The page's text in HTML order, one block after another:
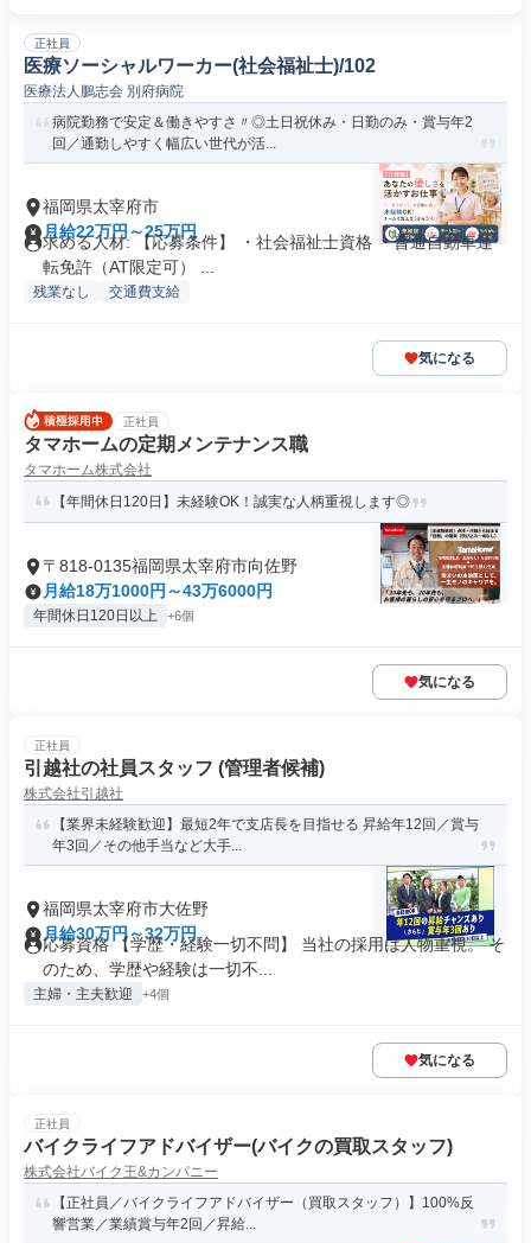
正社員
医療ソーシャルワーカー(社会福祉士)/102
医療法人鵬志会 別府病院
病院勤務で安定＆働きやすさ〃◎土日祝休み・日勤のみ・賞与年2
回／通勤しやすく幅広い世代が活...
福岡県太宰府市
月給22万円～25万円
求める人材: 【応募条件】 ・社会福祉士資格 ・普通自動車運
転免許（AT限定可） ...
残業なし 交通費支給
気になる
正社員
タマホームの定期メンテナンス職
タマホーム株式会社
【年間休日120日】未経験OK！誠実な人柄重視します◎
〒818-0135福岡県太宰府市向佐野
月給18万1000円～43万6000円
年間休日120日以上 +6個
気になる
正社員
引越社の社員スタッフ (管理者候補)
株式会社引越社
【業界未経験歓迎】最短2年で支店長を目指せる 昇給年12回／賞与
年3回／その他手当など大手...
福岡県太宰府市大佐野
月給30万円～32万円
応募資格 【学歴・経験一切不問】 当社の採用は人物重視。 そ
のため、学歴や経験は一切不...
主婦・主夫歓迎 +4個
気になる
正社員
バイクライフアドバイザー(バイクの買取スタッフ)
株式会社バイク王&カンパニー
【正社員／バイクライフアドバイザー（買取スタッフ）】100%反
響営業／業績賞与年2回／昇給...